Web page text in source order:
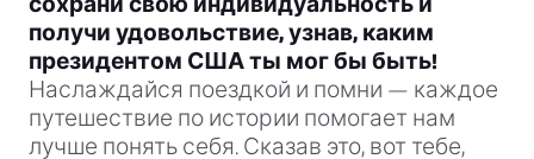
получи удовольствие, узнав, каким
президентом США ты мог бы быть!
Наслаждайся поездкой и помни — каждое
путешествие по истории помогает нам
лучше понять себя. Сказав это, вот тебе,